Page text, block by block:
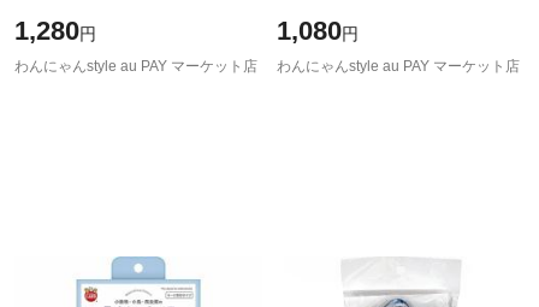
1,280円
わんにゃんstyle au PAY マーケット店
1,080円
わんにゃんstyle au PAY マーケット店